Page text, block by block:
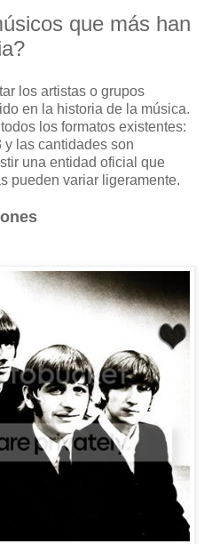
que más han
los artistas o grupos
en la historia de la música.
los formatos existentes:
las cantidades son
una entidad oficial que
pueden variar ligeramente.